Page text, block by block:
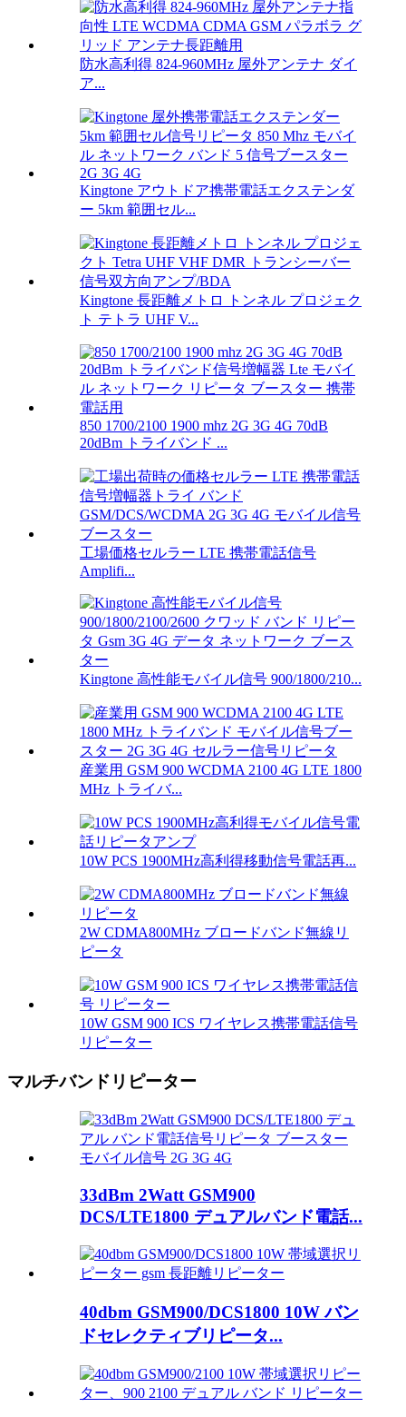
防水高利得 824-960MHz 屋外アンテナ ダイ
ア...
Kingtone アウトドア携帯電話エクステンダ
ー 5km 範囲セル...
Kingtone 長距離メトロ トンネル プロジェク
ト テトラ UHF V...
850 1700/2100 1900 mhz 2G 3G 4G 70dB
20dBm トライバンド ...
工場価格セルラー LTE 携帯電話信号
Amplifi...
Kingtone 高性能モバイル信号 900/1800/210...
産業用 GSM 900 WCDMA 2100 4G LTE 1800
MHz トライバ...
10W PCS 1900MHz高利得移動信号電話再...
2W CDMA800MHz ブロードバンド無線リ
ピータ
10W GSM 900 ICS ワイヤレス携帯電話信号
リピーター
マルチバンドリピーター
33dBm 2Watt GSM900
DCS/LTE1800 デュアルバンド電話...
40dbm GSM900/DCS1800 10W バン
ドセレクティブリピータ...